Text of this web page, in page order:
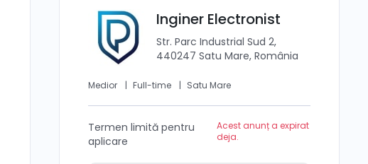
Inginer Electronist
Str. Parc Industrial Sud 2,
440247 Satu Mare, România
Medior | Full-time | Satu Mare
Termen limită pentru
aplicare
Acest anunț a expirat
deja.